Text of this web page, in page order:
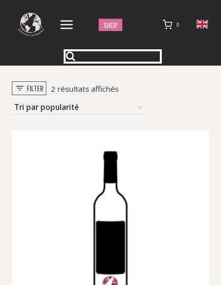
contenu
SHOP 0
FILTER 2 résultats affichésTrié
popularité